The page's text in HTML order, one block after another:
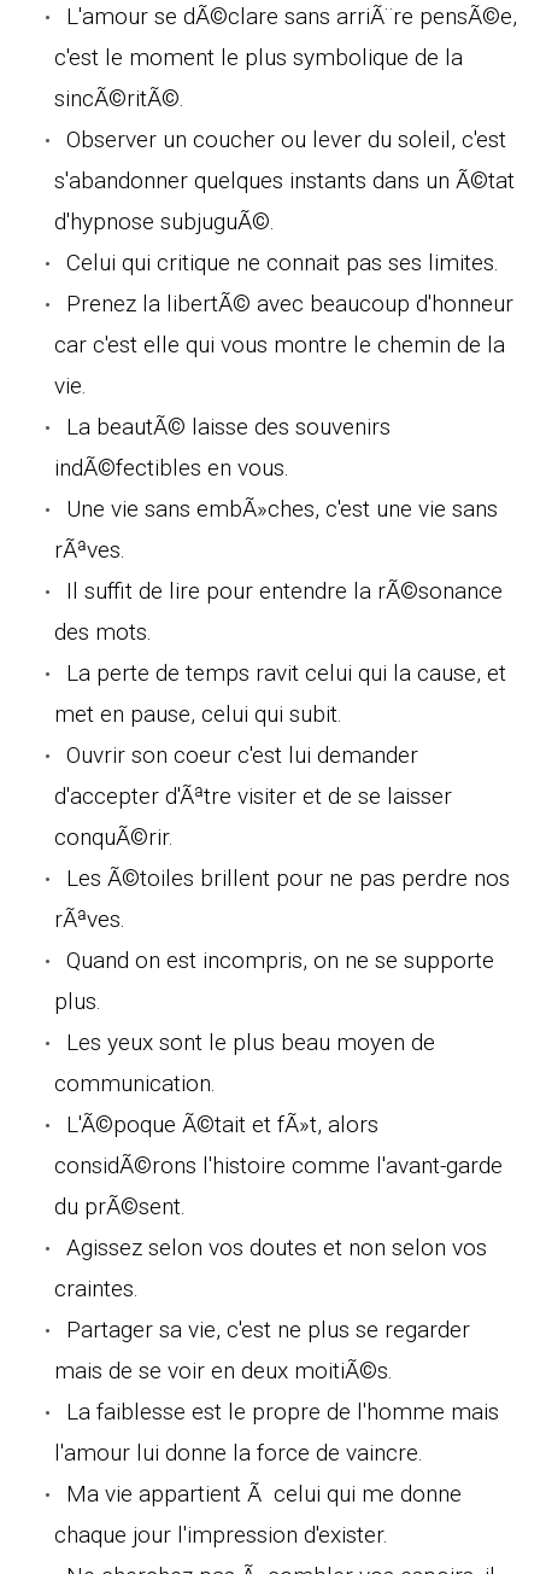
L'amour se dÃ©clare sans arriÃ¨re pensÃ©e,
c'est le moment le plus symbolique de la
sincÃ©ritÃ©.
Observer un coucher ou lever du soleil, c'est
s'abandonner quelques instants dans un Ã©tat
d'hypnose subjuguÃ©.
Celui qui critique ne connait pas ses limites.
Prenez la libertÃ© avec beaucoup d'honneur
car c'est elle qui vous montre le chemin de la
vie.
La beautÃ© laisse des souvenirs
indÃ©fectibles en vous.
Une vie sans embÃ»ches, c'est une vie sans
rÃªves.
Il suffit de lire pour entendre la rÃ©sonance
des mots.
La perte de temps ravit celui qui la cause, et
met en pause, celui qui subit.
Ouvrir son coeur c'est lui demander
d'accepter d'Ãªtre visiter et de se laisser
conquÃ©rir.
Les Ã©toiles brillent pour ne pas perdre nos
rÃªves.
Quand on est incompris, on ne se supporte
plus.
Les yeux sont le plus beau moyen de
communication.
L'Ã©poque Ã©tait et fÃ»t, alors
considÃ©rons l'histoire comme l'avant-garde
du prÃ©sent.
Agissez selon vos doutes et non selon vos
craintes.
Partager sa vie, c'est ne plus se regarder
mais de se voir en deux moitiÃ©s.
La faiblesse est le propre de l'homme mais
l'amour lui donne la force de vaincre.
Ma vie appartient Ã celui qui me donne
chaque jour l'impression d'exister.